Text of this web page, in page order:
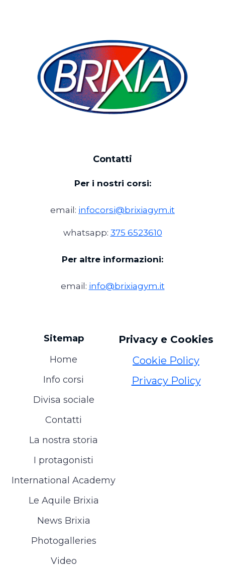
Contatti
Per i nostri corsi:
email: infocorsi@brixiagym.it
whatsapp: 375 6523610
Per altre informazioni:
email: info@brixiagym.it
Sitemap
Home
Info corsi
Divisa sociale
Contatti
La nostra storia
I protagonisti
International Academy
Le Aquile Brixia
News Brixia
Photogalleries
Video
Privacy e Cookies
Cookie Policy
Privacy Policy